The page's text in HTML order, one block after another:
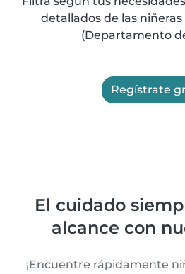
detallados de las
(Departamento
Regístrate
El cuidado
alcance con
¡Encuentre rápidamente